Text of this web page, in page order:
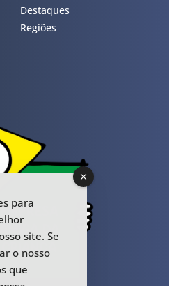
Destaques
Regiões
para
site. Se
o nosso
que